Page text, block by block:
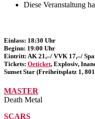
Diese Veranstaltung
Einlass: 18:30 Uhr
Beginn: 19:00 Uhr
Eintritt: AK 21,–/ VVK 17,–/
Tickets: Oeticket, Explosiv,
Sunset Star (Freiheitsplatz 1,
MASTER
Death Metal
SCARS